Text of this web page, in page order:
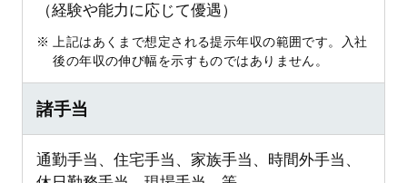
（経験や能力に応じて優遇）
上記はあくまで想定される提示年収の範囲です。入社
後の年収の伸び幅を示すものではありません。
諸手当
通勤手当、住宅手当、家族手当、時間外手当、